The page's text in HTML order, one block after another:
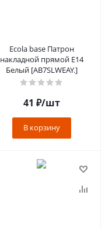
Ecola base Патрон
накладной прямой E14
Белый [AB7SLWEAY.]
41 ₽/шт
В корзину